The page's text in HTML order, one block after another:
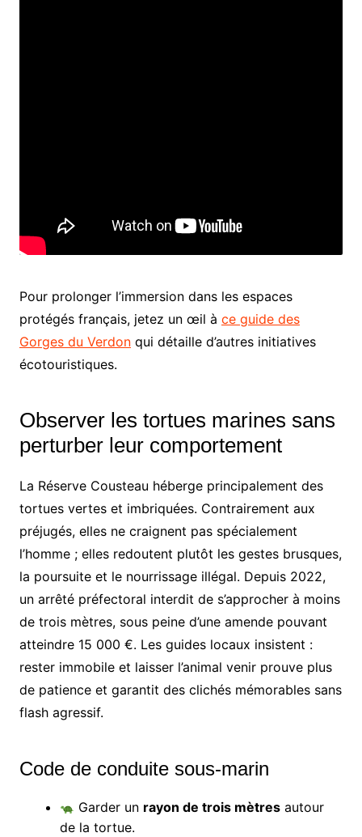
Pour prolonger l’immersion dans les espaces
protégés français, jetez un œil à ce guide des
Gorges du Verdonqui détaille d’autres initiatives
écotouristiques.
Observer les tortues marines sans
perturber leur comportement
La Réserve Cousteau héberge principalement des
tortues vertes et imbriquées. Contrairement aux
préjugés, elles ne craignent pas spécialement
l’homme ; elles redoutent plutôt les gestes brusques,
la poursuite et le nourrissage illégal. Depuis 2022,
un arrêté préfectoral interdit de s’approcher à moins
de trois mètres, sous peine d’une amende pouvant
atteindre 15 000 €. Les guides locaux insistent :
rester immobile et laisser l’animal venir prouve plus
de patience et garantit des clichés mémorables sans
flash agressif.
Code de conduite sous-marin
Garder un rayon de trois mètres autour
de la tortue.